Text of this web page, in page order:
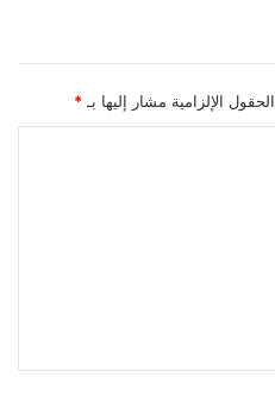
الحقول الإلزامية مشار إليها بـ *